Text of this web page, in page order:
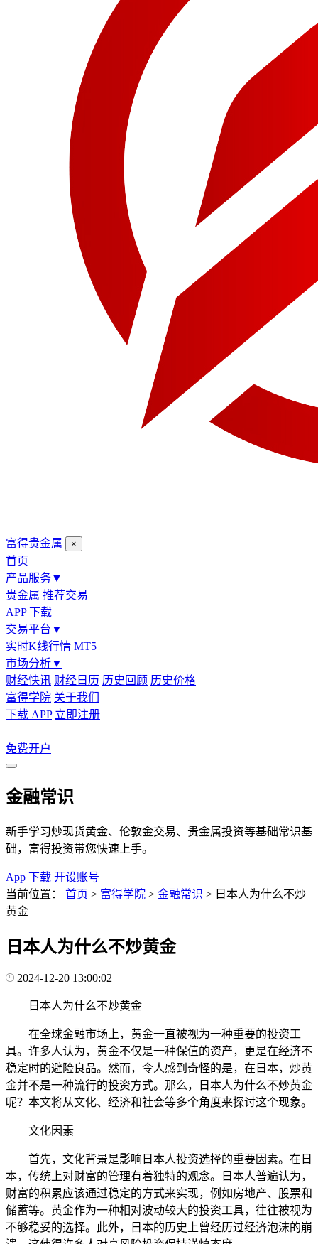
富得贵金属 ×
首页
产品服务▼
贵金属 推荐交易
APP 下载
交易平台 ▼
实时K线行情 MT5
市场分析▼
财经快讯 财经日历 历史回顾 历史价格
富得学院 关于我们
下载 APP 立即注册
免费开户
金融常识
新手学习炒现货黄金、伦敦金交易、贵金属投资等基础常识基
础，富得投资带您快速上手。
App 下载 开设账号
当前位置：
首页 > 富得学院 > 金融常识 > 日本人为什么不炒
黄金
日本人为什么不炒黄金
2024-12-20 13:00:02
日本人为什么不炒黄金
在全球金融市场上，黄金一直被视为一种重要的投资工
具。许多人认为，黄金不仅是一种保值的资产，更是在经济不
稳定时的避险良品。然而，令人感到奇怪的是，在日本，炒黄
金并不是一种流行的投资方式。那么，日本人为什么不炒黄金
呢？本文将从文化、经济和社会等多个角度来探讨这个现象。
文化因素
首先，文化背景是影响日本人投资选择的重要因素。在日
本，传统上对财富的管理有着独特的观念。日本人普遍认为，
财富的积累应该通过稳定的方式来实现，例如房地产、股票和
储蓄等。黄金作为一种相对波动较大的投资工具，往往被视为
不够稳妥的选择。此外，日本的历史上曾经历过经济泡沫的崩